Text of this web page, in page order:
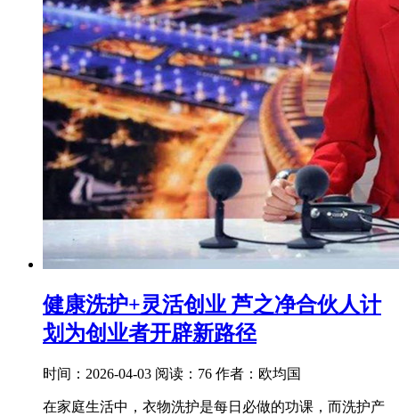
健康洗护+灵活创业 芦之净合伙人计
划为创业者开辟新路径
时间：2026-04-03 阅读：76 作者：欧均国
在家庭生活中，衣物洗护是每日必做的功课，而洗护产